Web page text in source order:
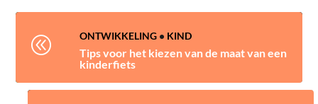
@ ONTWIKKELING • KIND
Tips voor het kiezen van de maat van een
kinderfiets